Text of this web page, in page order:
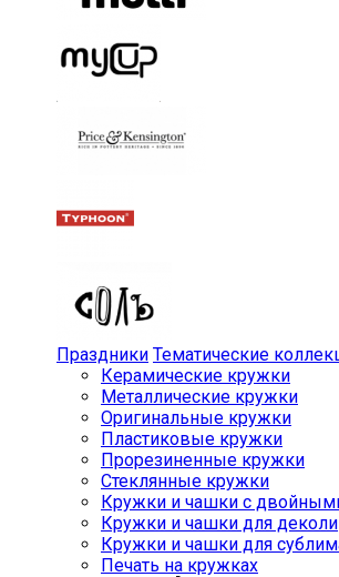
Праздники Тематические
Керамические кружки
Металлические кружки
Оригинальные кружки
Пластиковые кружки
Прорезиненные кружки
Стеклянные кружки
Кружки и чашки с
Кружки и чашки для деколи
Кружки и чашки для
Печать на кружках